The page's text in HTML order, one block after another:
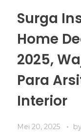
Surga
Home
2025,
Para
Interior
Mei 20, 2025